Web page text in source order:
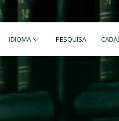
IDIOMA PESQUISA